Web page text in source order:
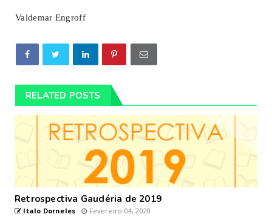
Valdemar Engroff
RELATED POSTS
Retrospectiva Gaudéria de 2019
Italo Dorneles Fevereiro 04, 2020